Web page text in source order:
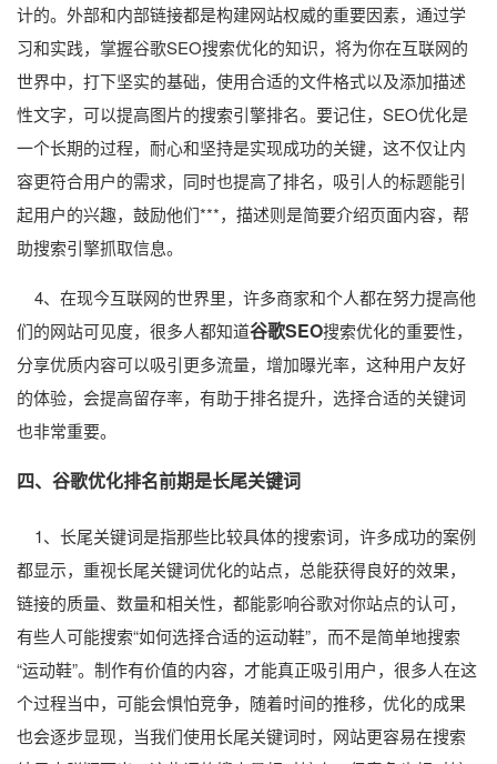
计的。外部和内部链接都是构建网站权威的重要因素，通过学
习和实践，掌握谷歌SEO搜索优化的知识，将为你在互联网的
世界中，打下坚实的基础，使用合适的文件格式以及添加描述
性文字，可以提高图片的搜索引擎排名。要记住，SEO优化是
一个长期的过程，耐心和坚持是实现成功的关键，这不仅让内
容更符合用户的需求，同时也提高了排名，吸引人的标题能引
起用户的兴趣，鼓励他们***，描述则是简要介绍页面内容，帮
助搜索引擎抓取信息。
4、在现今互联网的世界里，许多商家和个人都在努力提高他
们的网站可见度，很多人都知道谷歌SEO搜索优化的重要性，
分享优质内容可以吸引更多流量，增加曝光率，这种用户友好
的体验，会提高留存率，有助于排名提升，选择合适的关键词
也非常重要。
四、谷歌优化排名前期是长尾关键词
1、长尾关键词是指那些比较具体的搜索词，许多成功的案例
都显示，重视长尾关键词优化的站点，总能获得良好的效果，
链接的质量、数量和相关性，都能影响谷歌对你站点的认可，
有些人可能搜索“如何选择合适的运动鞋”，而不是简单地搜索
“运动鞋”。制作有价值的内容，才能真正吸引用户，很多人在这
个过程当中，可能会惧怕竞争，随着时间的推移，优化的成果
也会逐步显现，当我们使用长尾关键词时，网站更容易在搜索